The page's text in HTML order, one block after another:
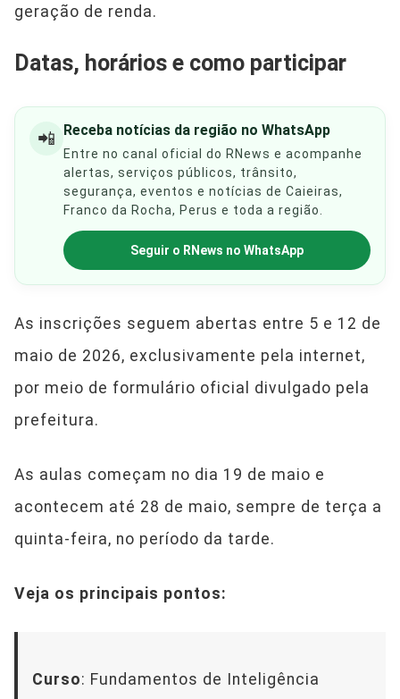
geração de renda.
Datas, horários e como participar
📲 Receba notícias da região no WhatsApp
Entre no canal oficial do RNews e acompanhe
alertas, serviços públicos, trânsito,
segurança, eventos e notícias de Caieiras,
Franco da Rocha, Perus e toda a região.
Seguir o RNews no WhatsApp
As inscrições seguem abertas entre 5 e 12 de
maio de 2026, exclusivamente pela internet,
por meio de formulário oficial divulgado pela
prefeitura.
As aulas começam no dia 19 de maio e
acontecem até 28 de maio, sempre de terça a
quinta-feira, no período da tarde.
Veja os principais pontos:
Curso: Fundamentos de Inteligência